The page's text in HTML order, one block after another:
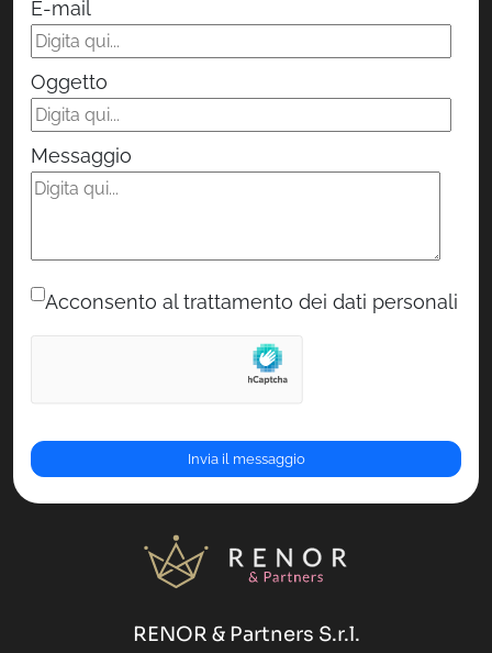
RENOR & Partners S.r.l.
E-mail
Oggetto
Messaggio
Acconsento al trattamento dei dati personali